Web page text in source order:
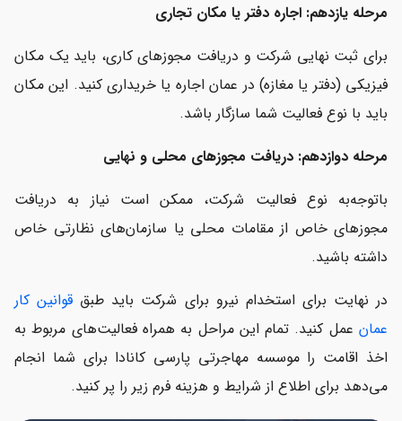
مرحله یازدهم: اجاره دفتر یا مکان تجاری
برای ثبت نهایی شرکت و دریافت مجوزهای کاری، باید یک مکان
فیزیکی (دفتر یا مغازه) در عمان اجاره یا خریداری کنید. این مکان
باید با نوع فعالیت شما سازگار باشد.
مرحله دوازدهم: دریافت مجوزهای محلی و نهایی
باتوجه‌به نوع فعالیت شرکت، ممکن است نیاز به دریافت
مجوزهای خاص از مقامات محلی یا سازمان‌های نظارتی خاص
داشته باشید.
در نهایت برای استخدام نیرو برای شرکت باید طبق قوانین کار
عمان عمل کنید. تمام این مراحل به همراه فعالیت‌های مربوط به
اخذ اقامت را موسسه مهاجرتی پارسی کانادا برای شما انجام
می‌دهد برای اطلاع از شرایط و هزینه فرم زیر را پر کنید.